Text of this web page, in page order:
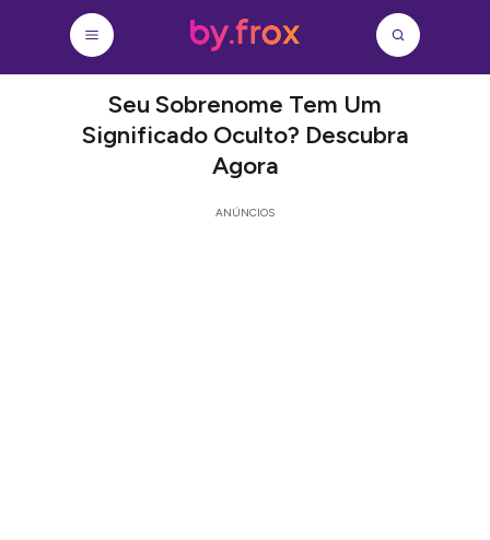
Seu Sobrenome Tem Um
Significado Oculto? Descubra
Agora
ANÚNCIOS